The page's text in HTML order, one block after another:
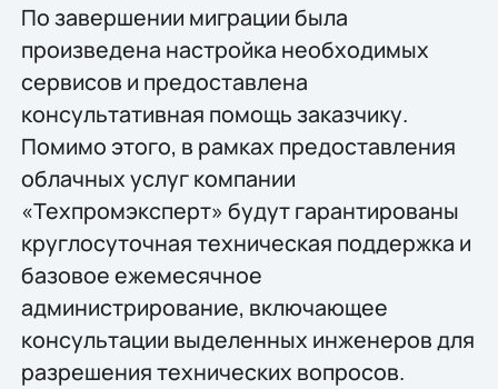
По завершении миграции была
произведена настройка необходимых
сервисов и предоставлена
консультативная помощь заказчику.
Помимо этого, в рамках предоставления
облачных услуг компании
«Техпромэксперт» будут гарантированы
круглосуточная техническая поддержка и
базовое ежемесячное
администрирование, включающее
консультации выделенных инженеров для
разрешения технических вопросов.